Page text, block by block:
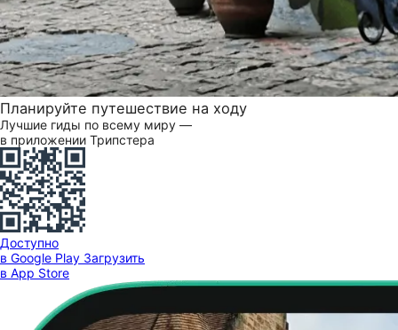
Планируйте путешествие на ходу
Лучшие гиды по всему миру —
в приложении Трипстера
Доступно
в Google Play Загрузить
в App Store